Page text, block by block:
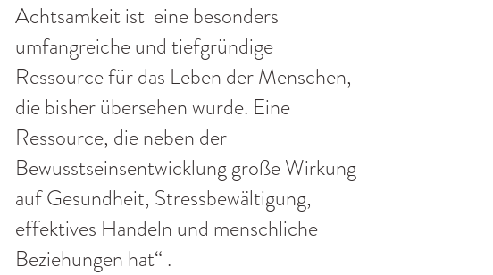
Achtsamkeit ist eine besonders
umfangreiche und tiefgründige
Ressource für das Leben der Menschen,
die bisher übersehen wurde. Eine
Ressource, die neben der
Bewusstseinsentwicklung große Wirkung
auf Gesundheit, Stressbewältigung,
effektives Handeln und menschliche
Beziehungen hat“ .